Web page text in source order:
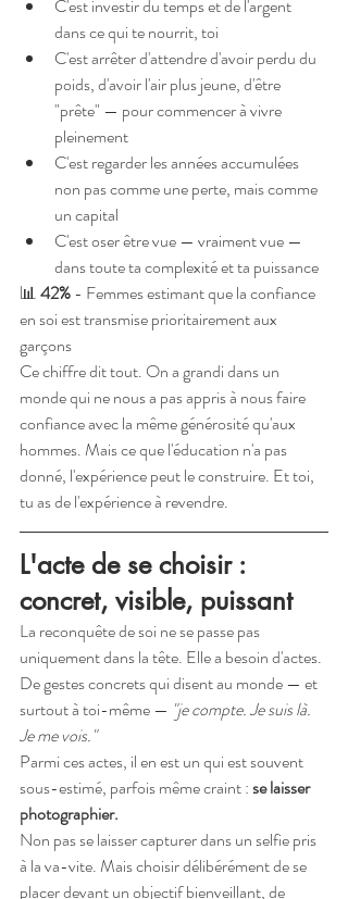
C'est investir du temps et de l'argent
dans ce qui te nourrit, toi
C'est arrêter d'attendre d'avoir perdu du
poids, d'avoir l'air plus jeune, d'être
"prête" — pour commencer à vivre
pleinement
C'est regarder les années accumulées
non pas comme une perte, mais comme
un capital
C'est oser être vue — vraiment vue —
dans toute ta complexité et ta puissance
📊 42% - Femmes estimant que la confiance
en soi est transmise prioritairement aux
garçons
Ce chiffre dit tout. On a grandi dans un
monde qui ne nous a pas appris à nous faire
confiance avec la même générosité qu'aux
hommes. Mais ce que l'éducation n'a pas
donné, l'expérience peut le construire. Et toi,
tu as de l'expérience à revendre.
L'acte de se choisir :
concret, visible, puissant
La reconquête de soi ne se passe pas
uniquement dans la tête. Elle a besoin d'actes.
De gestes concrets qui disent au monde — et
surtout à toi-même — "je compte. Je suis là.
Je me vois."
Parmi ces actes, il en est un qui est souvent
sous-estimé, parfois même craint : se laisser
photographier.
Non pas se laisser capturer dans un selfie pris
à la va-vite. Mais choisir délibérément de se
placer devant un objectif bienveillant, de